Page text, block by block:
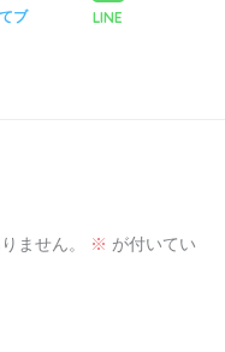
ブ LINE
ません。 ※ が付いてい